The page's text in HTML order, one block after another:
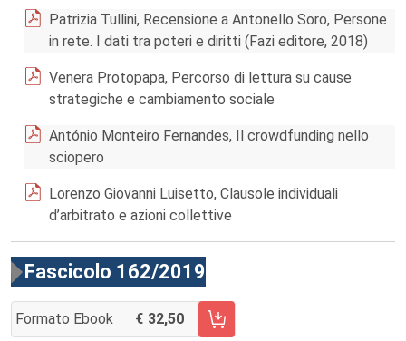
Patrizia Tullini, Recensione a Antonello Soro, Persone
in rete. I dati tra poteri e diritti (Fazi editore, 2018)
Venera Protopapa, Percorso di lettura su cause
strategiche e cambiamento sociale
António Monteiro Fernandes, Il crowdfunding nello
sciopero
Lorenzo Giovanni Luisetto, Clausole individuali
d’arbitrato e azioni collettive
Fascicolo 162/2019
Formato Ebook 32,50
AGGIUNGI AL CARRELLO FASCICOLO 162/2019